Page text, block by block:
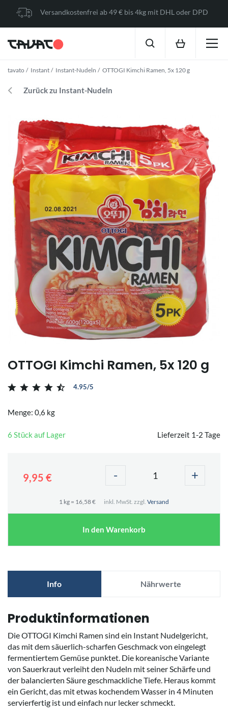
Versandkostenfrei ab 49 € bis 4kg mit DHL oder DPD
tavato Instant Instant-Nudeln OTTOGI Kimchi Ramen, 5x 120 g
Zurück zu Instant-Nudeln
OTTOGI Kimchi Ramen, 5x 120 g
4.95/5
Menge: 0,6 kg
6 Stück auf Lager Lieferzeit 1-2 Tage
9,95 € - +
1 kg = 16,58 € inkl. MwSt. zzgl. Versand
In den Warenkorb
Info Nährwerte
Produktinformationen
Die OTTOGI Kimchi Ramen sind ein Instant Nudelgericht,
das mit dem säuerlich-scharfen Geschmack von eingelegt
fermentiertem Gemüse punktet. Die koreanische Variante
von Sauerkraut verleiht den Nudeln mit seiner Schärfe und
der balancierten Säure geschmackliche Tiefe. Heraus kommt
ein Gericht, das mit etwas kochendem Wasser in 4 Minuten
servierfertig ist und einfach nur lecker schmeckt.